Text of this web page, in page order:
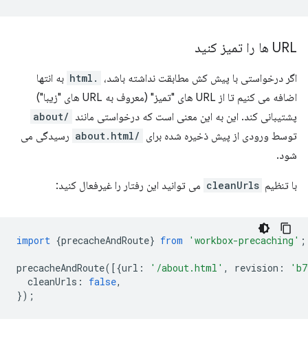
URL ها را تمیز کنید
اگر درخواستی با پیش کش مطابقت نداشته باشد، .html
به انتها
اضافه می کنیم تا از URL های "تمیز" (معروف به URL های "زیبا")
پشتیبانی کند. این به این معنی است که درخواستی مانند /about
توسط ورودی از پیش ذخیره شده برای /about.html
رسیدگی می
شود.
با تنظیم cleanUrls می توانید این رفتار را غیرفعال کنید:
import {precacheAndRoute} from 'workbox-precaching' ;
precacheAndRoute([{url : '/about.html' , revision :
cleanUrls : false,
});